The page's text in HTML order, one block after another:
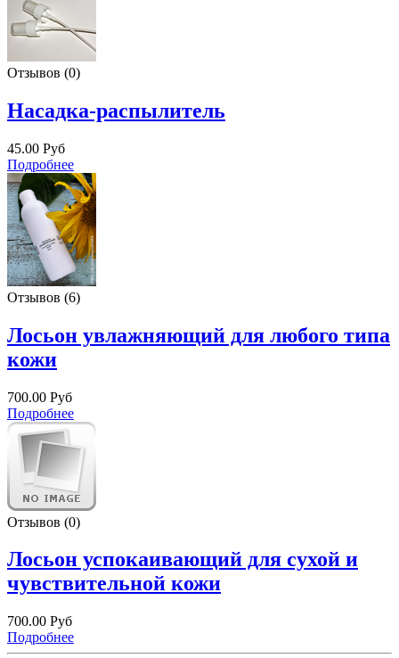
Отзывов (0)
Насадка-распылитель
45.00 Руб
Подробнее
Отзывов (6)
Лосьон увлажняющий для любого типа
кожи
700.00 Руб
Подробнее
Отзывов (0)
Лосьон успокаивающий для сухой и
чувствительной кожи
700.00 Руб
Подробнее